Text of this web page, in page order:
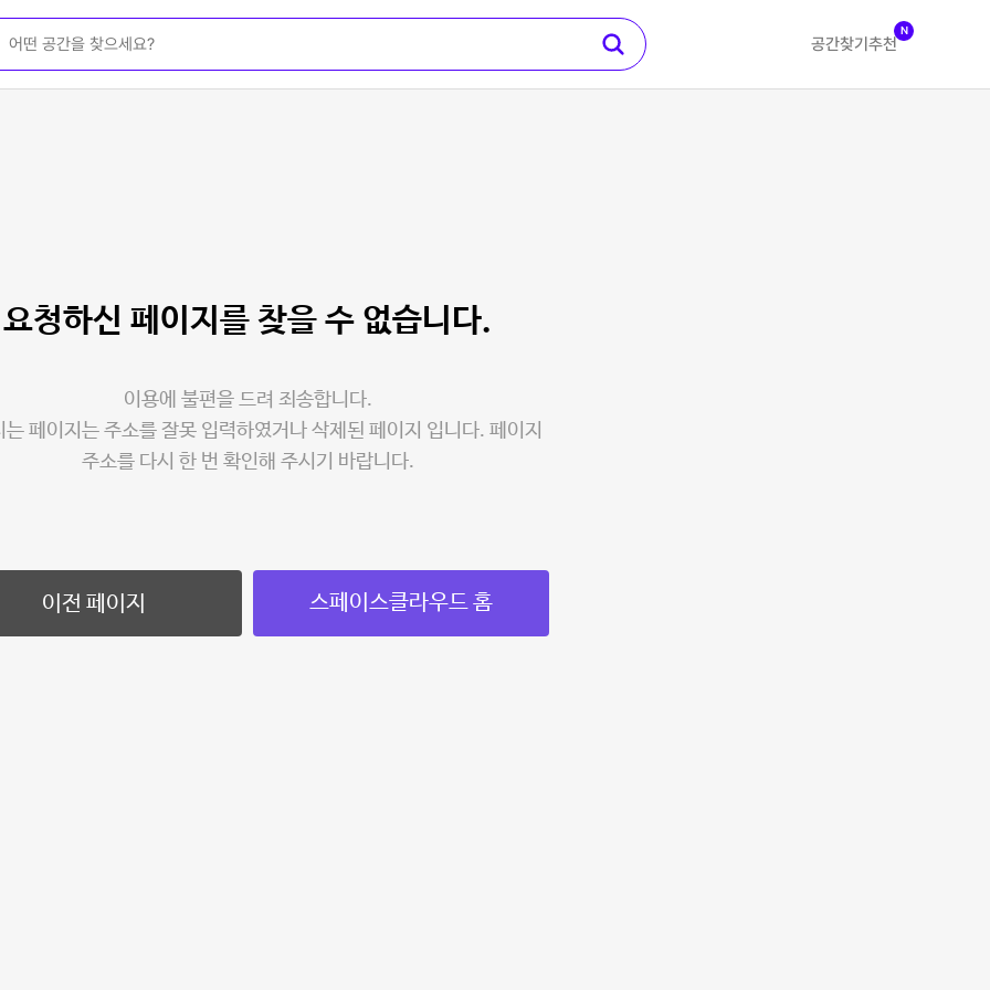
공간찾기 추천
N
요청하신 페이지를 찾을 수 없습니다.
이용에 불편을 드려 죄송합니다.
는 페이지는 주소를 잘못 입력하였거나 삭제된 페이지 입니다. 페이지
주소를 다시 한 번 확인해 주시기 바랍니다.
이전 페이지 스페이스클라우드 홈